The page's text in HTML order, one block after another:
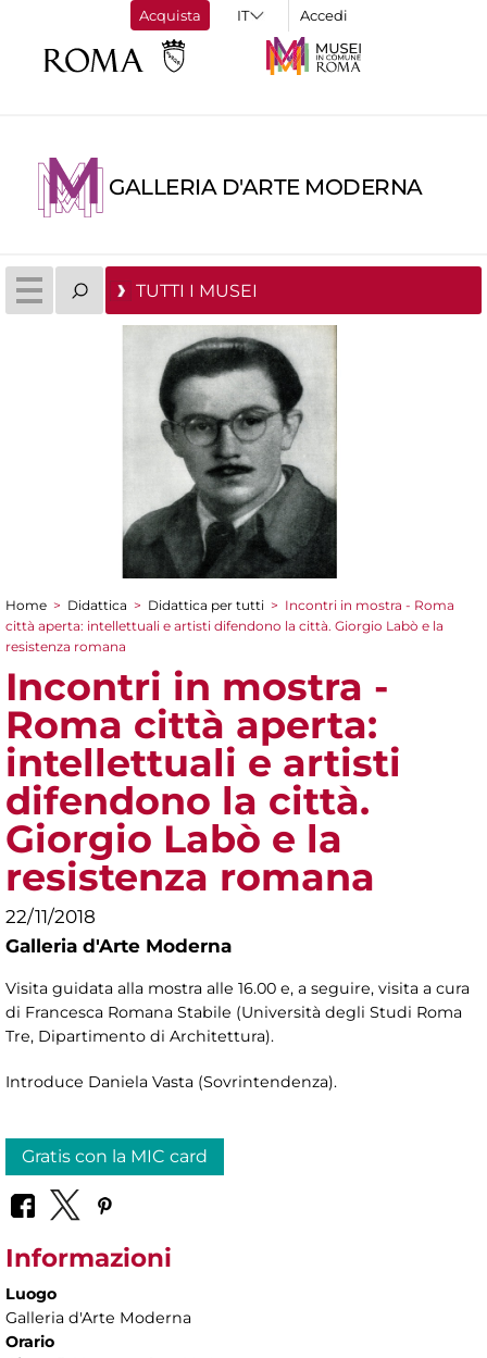
Acquista Accedi
GALLERIA D'ARTE MODERNA
TUTTI I MUSEI
Tu sei qui
Home > Didattica > Didattica per tutti > Incontri in mostra - Roma
città aperta: intellettuali e artisti difendono la città. Giorgio Labò e la
resistenza romana
Incontri in mostra -
Roma città aperta:
intellettuali e artisti
difendono la città.
Giorgio Labò e la
resistenza romana
22/11/2018
Galleria d'Arte Moderna
Visita guidata alla mostra alle 16.00 e, a seguire, visita a cura
di Francesca Romana Stabile (Università degli Studi Roma
Tre, Dipartimento di Architettura).
Introduce Daniela Vasta (Sovrintendenza).
Gratis con la MIC card
Informazioni
Luogo
Galleria d'Arte Moderna
Orario